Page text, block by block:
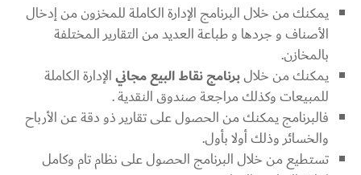
يمكنك من خلال البرنامج الإدارة الكاملة للمخزون من إدخال
الأصناف و جردها و طباعة العديد من التقارير المختلفة
بالمخازن.
يمكنك من خلالبرنامج نقاط البيع مجانيالإدارة الكاملة
للمبيعات وكذلك مراجعة صندوق النقدية .
فالبرنامج يمكنك من الحصول على تقارير ذو دقة عن الأرباح
والخسائر وذلك أولا بأول.
تستطيع من خلال البرنامج الحصول على نظام تام وكامل